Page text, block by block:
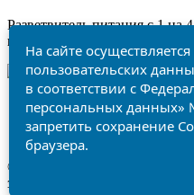
Разветвитель питания с 1 на
выхода DC.
Отказ от
Политика
Карта сайта
© 2014-2026, ООО «Видео
защищены.